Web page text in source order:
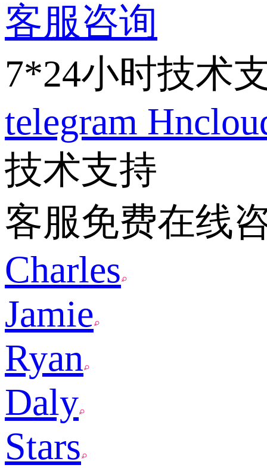
客服咨询
7*24小时技术
telegram
技术支持
客服免费在线
Charles
Jamie
Ryan
Daly
Stars